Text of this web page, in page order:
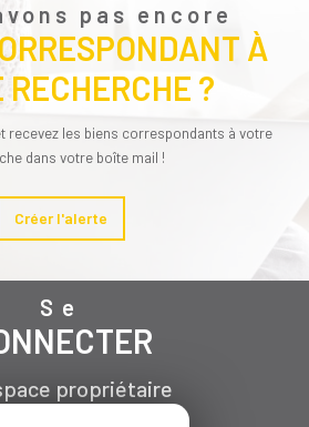
pas encore
À
RECHERCHE ?
recevez les biens correspondants à votre
dans votre boîte mail !
Créer l'alerte
Se
propriétaire